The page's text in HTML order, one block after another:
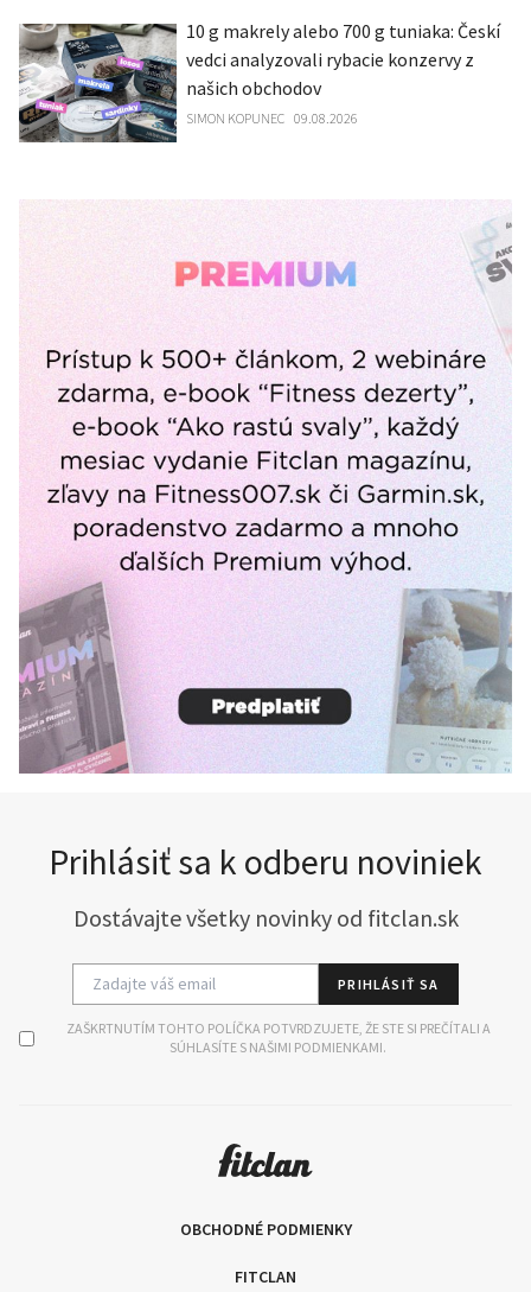
10 g makrely alebo 700 g tuniaka: Českí
vedci analyzovali rybacie konzervy z
našich obchodov
SIMON KOPUNEC 09.08.2026
Prihlásiť sa k odberu noviniek
Dostávajte všetky novinky od fitclan.sk
PRIHLÁSIŤ SA
ZAŠKRTNUTÍM TOHTO POLÍČKA POTVRDZUJETE, ŽE STE SI PREČÍTALI A
SÚHLASÍTE S NAŠIMI PODMIENKAMI.
OBCHODNÉ PODMIENKY
FITCLAN